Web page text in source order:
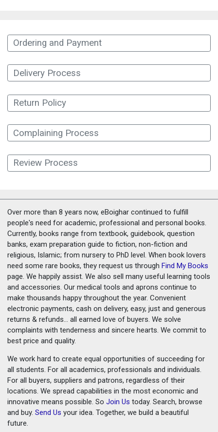
Ordering and Payment
Delivery Process
Return Policy
Complaining Process
Review Process
Over more than 8 years now, eBoighar continued to fulfill
people's need for academic, professional and personal books.
Currently, books range from textbook, guidebook, question
banks, exam preparation guide to fiction, non-fiction and
religious, Islamic; from nursery to PhD level. When book lovers
need some rare books, they request us through Find My Books
page. We happily assist. We also sell many useful learning tools
and accessories. Our medical tools and aprons continue to
make thousands happy throughout the year. Convenient
electronic payments, cash on delivery, easy, just and generous
returns & refunds... all earned love of buyers. We solve
complaints with tenderness and sincere hearts. We commit to
best price and quality.
We work hard to create equal opportunities of succeeding for
all students. For all academics, professionals and individuals.
For all buyers, suppliers and patrons, regardless of their
locations. We spread capabilities in the most economic and
innovative means possible. So Join Us today. Search, browse
and buy. Send Us your idea. Together, we build a beautiful
future.